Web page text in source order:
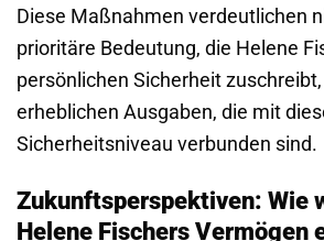
Diese Maßnahmen verdeutlichen
prioritäre Bedeutung, die Helene
persönlichen Sicherheit
erheblichen Ausgaben, die mit
Sicherheitsniveau verbunden sind.
Zukunftsperspektiven: Wie
Helene Fischers Vermögen